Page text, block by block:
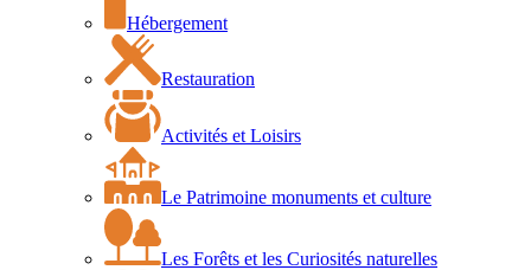
Hébergement
Restauration
Activités et Loisirs
Le Patrimoine monuments et culture
Les Forêts et les Curiosités naturelles